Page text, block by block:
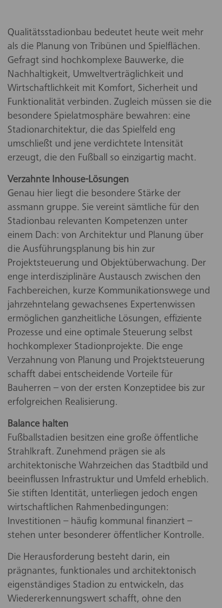
Qualitätsstadionbau bedeutet heute weit mehr
als die Planung von Tribünen und Spielflächen.
Gefragt sind hochkomplexe Bauwerke, die
Nachhaltigkeit, Umweltverträglichkeit und
Wirtschaftlichkeit mit Komfort, Sicherheit und
Funktionalität verbinden. Zugleich müssen sie die
besondere Spielatmosphäre bewahren: eine
Stadionarchitektur, die das Spielfeld eng
umschließt und jene verdichtete Intensität
erzeugt, die den Fußball so einzigartig macht.
Verzahnte Inhouse-Lösungen
Genau hier liegt die besondere Stärke der
assmann gruppe. Sie vereint sämtliche für den
Stadionbau relevanten Kompetenzen unter
einem Dach: von Architektur und Planung über
die Ausführungsplanung bis hin zur
Projektsteuerung und Objektüberwachung. Der
enge interdisziplinäre Austausch zwischen den
Fachbereichen, kurze Kommunikationswege und
jahrzehntelang gewachsenes Expertenwissen
ermöglichen ganzheitliche Lösungen, effiziente
Prozesse und eine optimale Steuerung selbst
hochkomplexer Stadionprojekte. Die enge
Verzahnung von Planung und Projektsteuerung
schafft dabei entscheidende Vorteile für
Bauherren – von der ersten Konzeptidee bis zur
erfolgreichen Realisierung.
Balance halten
Fußballstadien besitzen eine große öffentliche
Strahlkraft. Zunehmend prägen sie als
architektonische Wahrzeichen das Stadtbild und
beeinflussen Infrastruktur und Umfeld erheblich.
Sie stiften Identität, unterliegen jedoch engen
wirtschaftlichen Rahmenbedingungen:
Investitionen – häufig kommunal finanziert –
stehen unter besonderer öffentlicher Kontrolle.
Die Herausforderung besteht darin, ein
prägnantes, funktionales und architektonisch
eigenständiges Stadion zu entwickeln, das
Wiedererkennungswert schafft, ohne den